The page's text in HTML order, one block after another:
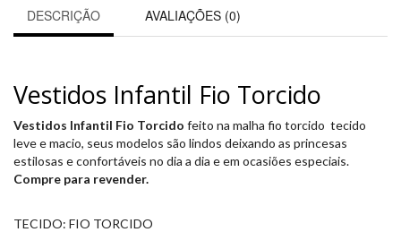
DESCRIÇÃO AVALIAÇÕES (0)
Vestidos Infantil Fio Torcido
Vestidos Infantil Fio Torcido feito na malha fio torcido tecido
leve e macio, seus modelos são lindos deixando as princesas
estilosas e confortáveis no dia a dia e em ocasiões especiais.
Compre para revender.
TECIDO: FIO TORCIDO